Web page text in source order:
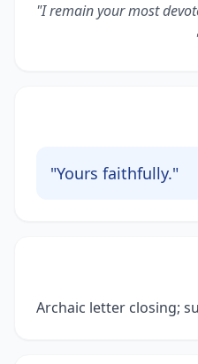
"I remain your most
"Yours faithfully."
Archaic letter closing;